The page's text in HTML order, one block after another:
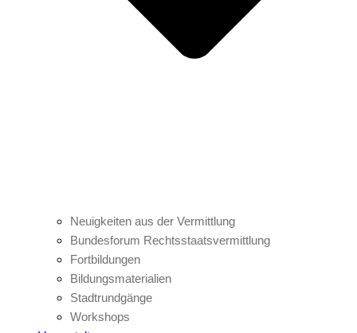
Neuigkeiten aus der Vermittlung
Bundesforum Rechtsstaatsvermittlung
Fortbildungen
Bildungsmaterialien
Stadtrundgänge
Workshops